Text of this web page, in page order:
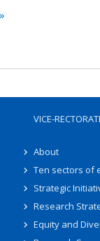
VICE-
About
Ten sectors of
Strategic
Research
Equity and